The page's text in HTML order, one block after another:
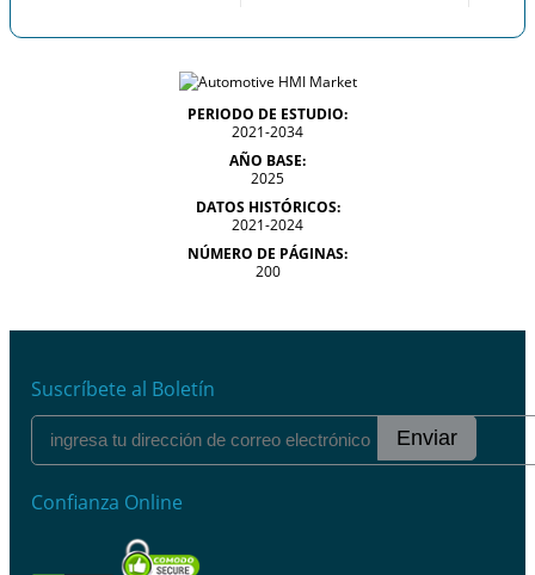
PERIODO DE ESTUDIO:
2021-2034
AÑO BASE:
2025
DATOS HISTÓRICOS:
2021-2024
NÚMERO DE PÁGINAS:
200
Suscríbete al Boletín
Enviar
Confianza Online